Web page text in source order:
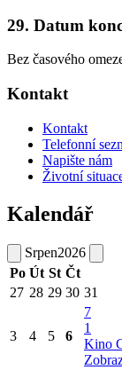
29. Datum
Bez časového
Kontakt
Kontakt
Telefonní
Napište nám
Životní
Kalendář
Srpen2026
Po Út St Čt
27 28 29 30 31
3 4 5 6
7
1
Kino